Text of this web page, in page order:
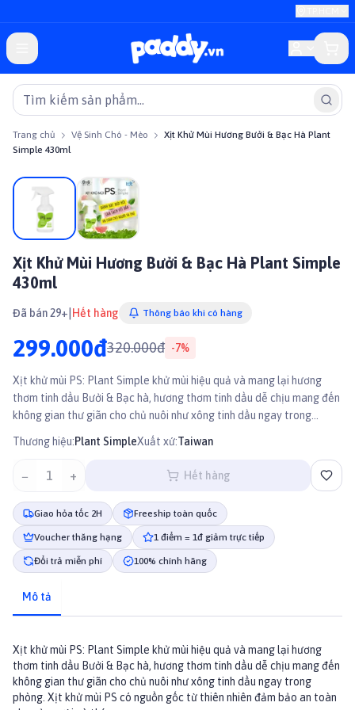
Trang chủ Vệ Sinh Chó - Mèo
Xịt Khử Mùi Hương Bưởi & Bạc Hà Plant
Simple 430ml
Giảm giá
Xịt Khử Mùi Hương Bưởi & Bạc Hà Plant Simple
430ml
Đã bán 29+ Hết hàng Thông báo khi có hàng
299.000đ320.000đ -7%
Xịt khử mùi PS: Plant Simple khử mùi hiệu quả và mang lại hương
thơm tinh dầu Bưởi & Bạc hà, hương thơm tinh dầu dễ chịu mang đến
không gian thư giãn cho chủ nuôi như xông tinh dầu ngay trong
phòng. Xịt khử mùi PS có nguồn gốc từ thiên nhiên đảm bảo an toàn
cho cả người và thú.
Thương hiệu:Plant SimpleXuất xứ:Taiwan
− 1 + Hết hàng
Giao hỏa tốc 2H Freeship toàn quốc
Voucher thăng hạng 1 điểm = 1đ giảm trực tiếp
Đổi trả miễn phí 100% chính hãng
Mô tả
Xịt khử mùi PS: Plant Simple khử mùi hiệu quả và mang lại hương
thơm tinh dầu Bưởi & Bạc hà, hương thơm tinh dầu dễ chịu mang đến
không gian thư giãn cho chủ nuôi như xông tinh dầu ngay trong
phòng. Xịt khử mùi PS có nguồn gốc từ thiên nhiên đảm bảo an toàn